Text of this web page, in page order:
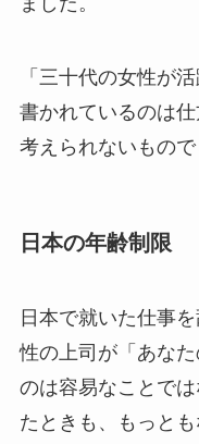
「三十代の女性が
書かれているのは
考えられないもので
日本の年齢制限
日本で就いた仕事
性の上司が「あな
のは容易なことで
たときも、もっと